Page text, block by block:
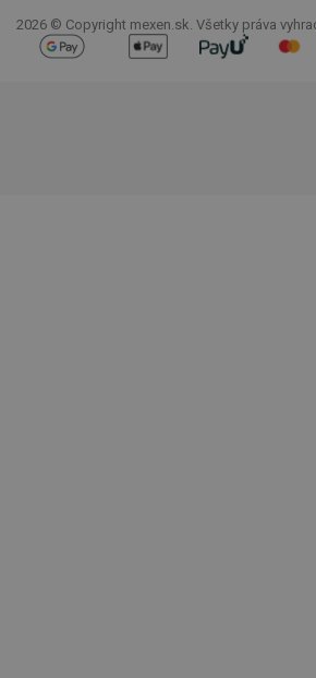
2026 © Copyright mexen.sk. Všetky práva